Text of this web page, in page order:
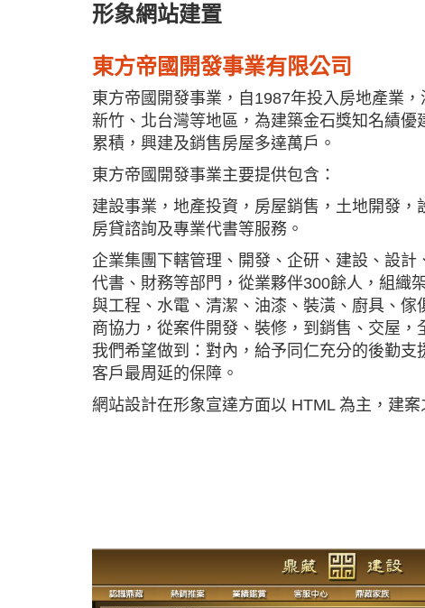
形象網站建置
東方帝國開發事業有限公司
東方帝國開發事業，自1987年投入房地產業，
新竹、北台灣等地區，為建築金石獎知名績優
累積，興建及銷售房屋多達萬戶。
東方帝國開發事業主要提供包含：
建設事業，地產投資，房屋銷售，土地開發，
房貸諮詢及專業代書等服務。
企業集團下轄管理、開發、企研、建設、設計
代書、財務等部門，從業夥伴300餘人，組織
與工程、水電、清潔、油漆、裝潢、廚具、傢
商協力，從案件開發、裝修，到銷售、交屋，
我們希望做到：對內，給予同仁充分的後勤支
客戶最周延的保障。
網站設計在形象宣達方面以 HTML 為主，建案